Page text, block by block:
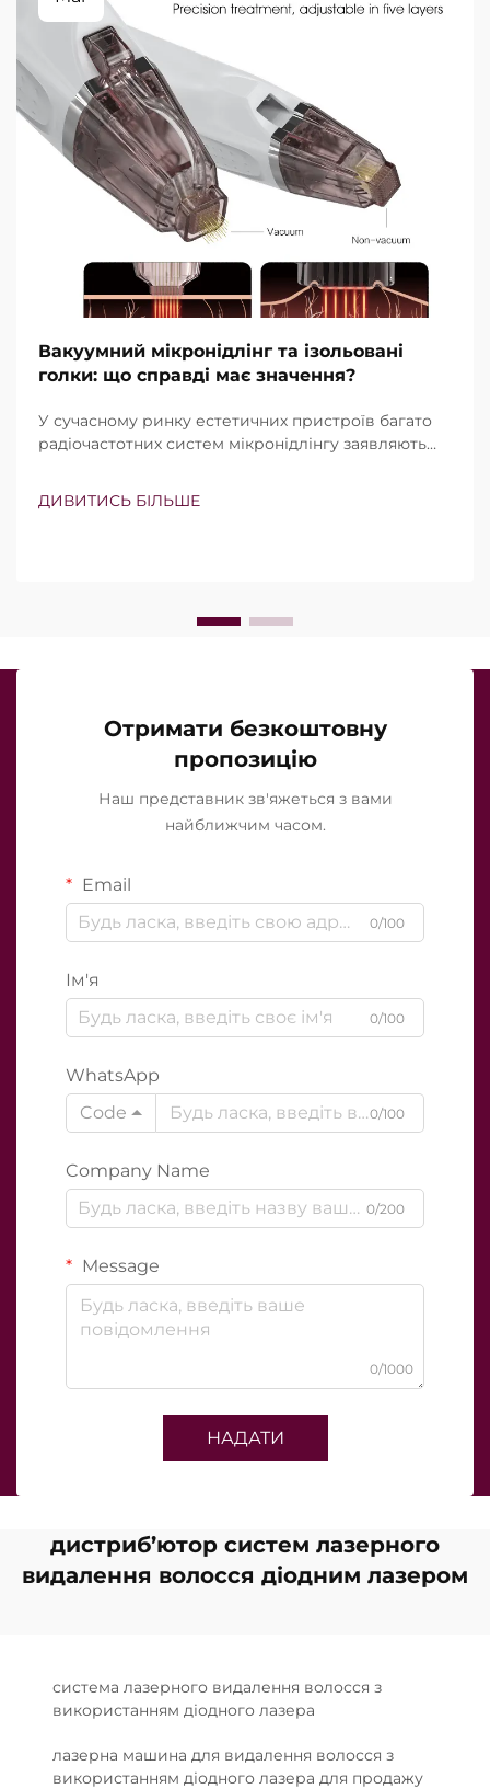
Вакуумний мікронідлінг та ізольовані
голки: що справді має значення?
У сучасному ринку естетичних пристроїв багато
радіочастотних систем мікронідлінгу заявляють
в тому, чи існують ці функції, а в тому, наскільки
ДИВИТИСЬ БІЛЬШЕ
Отримати безкоштовну
пропозицію
Наш представник зв'яжеться з вами
найближчим часом.
Email
0/100
Ім'я
0/100
WhatsApp
Code
0/100
Company Name
0/200
Message
0/1000
НАДАТИ
дистриб’ютор систем лазерного
видалення волосся діодним лазером
система лазерного видалення волосся з
використанням діодного лазера
лазерна машина для видалення волосся з
використанням діодного лазера для продажу